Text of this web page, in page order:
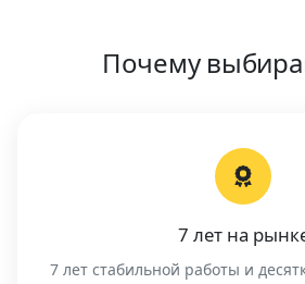
Почему
7 лет на
7 лет стабильной работы и